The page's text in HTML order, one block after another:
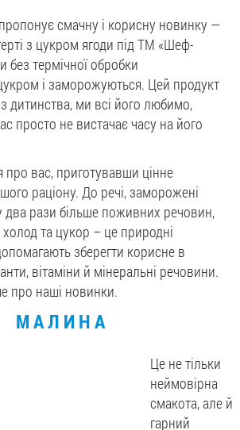
Вакансії
ПРОДУКЦІЮ «РУДЬ»:
0412 48 28 17
0412 42 29 23
смачну і корисну новинку —
з цукром ягоди під ТМ «Шеф-
без термічної обробки
і заморожуються. Цей продукт
дитинства, ми всі його любимо,
просто не вистачає часу на його
вас, приготувавши цінне
раціону. До речі, заморожені
два рази більше поживних речовин,
та цукор – це природні
зберегти корисне в
вітаміни й мінеральні речовини.
про наші новинки.
МАЛИНА
Це не тільки
неймовірна
смакота, але й
гарний